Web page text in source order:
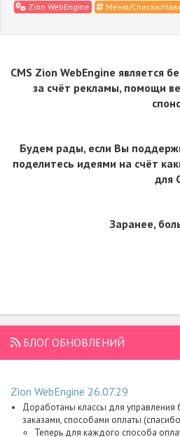
Zion WebEngine Меню/Списки/
CMS Zion WebEngine является
за счёт рекламы, помощи
Будем рады, если Вы
поделитесь идеями на счёт
для
Заранее,
БЛОГ ОБНОВЛЕНИЙ
Zion WebEngine 26.07.29
Доработаны классы для управления
заказами, способами оплаты (спасибо
Теперь для каждого способа